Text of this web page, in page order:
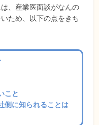
、産業医面談がなんの
ため、以下の点をきち
こと
側に知られることは